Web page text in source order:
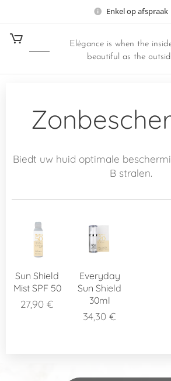
Enkel op afspraak
Elégance is when the
beautiful as the
Biedt uw huid optimale
B stralen.
Sun Shield
Mist SPF 50
27,90 €
Everyday
Sun Shield
30ml
34,30 €